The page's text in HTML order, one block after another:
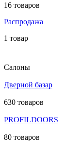
16 товаров
Распродажа
1 товар
Салоны
Дверной базар
630 товаров
PROFILDOORS
80 товаров